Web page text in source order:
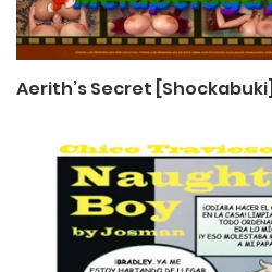
Aerith’s Secret [Shockabuki]